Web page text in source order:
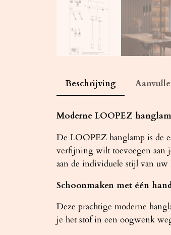
Beschrijving
Moderne LOOPEZ
De LOOPEZ hanglamp is de
verfijning wilt toevoegen aan
aan de individuele stijl van uw
Schoonmaken met één
Deze prachtige moderne
je het stof in een oogwenk